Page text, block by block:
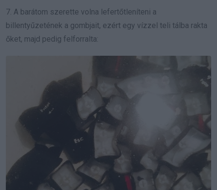
7. A barátom szerette volna lefertőtleníteni a
billentyűzetének a gombjait, ezért egy vízzel teli tálba rakta
őket, majd pedig felforralta: